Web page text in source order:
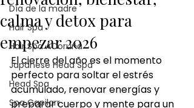
Día de la madre
Hair Spa
Hair Spa ACoruña
Japanese Head Spa
Head Spa
Spa Capilarr
calma y detox para
empezar 2026
El cierre del año es el momento
perfecto para soltar el estrés
acumulado, renovar energías y
preparar cuerpo y mente para un